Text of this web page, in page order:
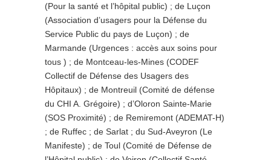
(Pour la santé et l’hôpital public) ; de Luçon
(Association d’usagers pour la Défense du
Service Public du pays de Luçon) ; de
Marmande (Urgences : accès aux soins pour
tous ) ; de Montceau-les-Mines (CODEF
Collectif de Défense des Usagers des
Hôpitaux) ; de Montreuil (Comité de défense
du CHI A. Grégoire) ; d’Oloron Sainte-Marie
(SOS Proximité) ; de Remiremont (ADEMAT-H)
; de Ruffec ; de Sarlat ; du Sud-Aveyron (Le
Manifeste) ; de Toul (Comité de Défense de